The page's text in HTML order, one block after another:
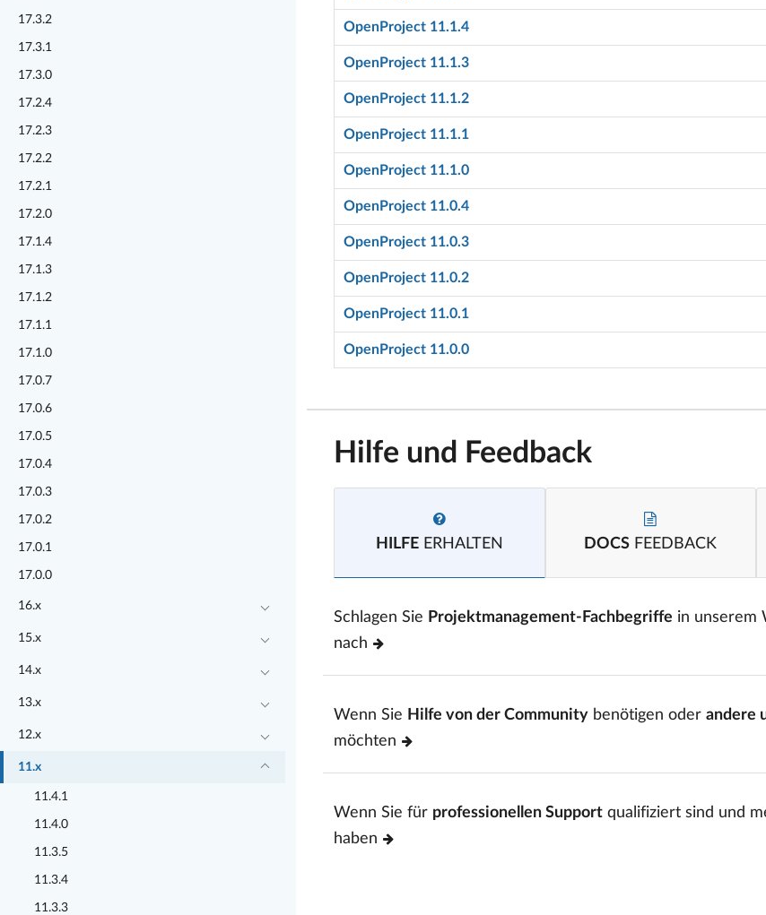
17.3.2
17.3.1
17.3.0
17.2.4
17.2.3
17.2.2
17.2.1
17.2.0
17.1.4
17.1.3
17.1.2
17.1.1
17.1.0
17.0.7
17.0.6
17.0.5
17.0.4
17.0.3
17.0.2
17.0.1
17.0.0
16.x
15.x
14.x
13.x
12.x
11.x
11.4.1
11.4.0
11.3.5
11.3.4
11.3.3
OpenProject 11.1.4
OpenProject 11.1.3
OpenProject 11.1.2
OpenProject 11.1.1
OpenProject 11.1.0
OpenProject 11.0.4
OpenProject 11.0.3
OpenProject 11.0.2
OpenProject 11.0.1
OpenProject 11.0.0
Hilfe und Feedback
HILFEERHALTEN DOCS FEEDBACK
Schlagen Sie Projektmanagement-Fachbegriffe in unserem
nach
Wenn Sie Hilfe von der Community benötigen oder andere
möchten
Wenn Sie für professionellen Support qualifiziert sind und
haben